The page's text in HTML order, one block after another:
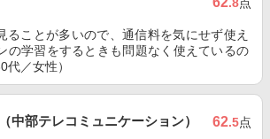
ることが多いので、通信料を気にせず使え
の学習をするときも問題なく使えているの
代／女性）
中部テレコミュニケーション） 62.5点